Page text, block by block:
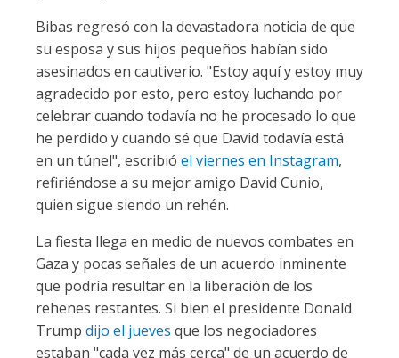
Bibas regresó con la devastadora noticia de que
su esposa y sus hijos pequeños habían sido
asesinados en cautiverio. "Estoy aquí y estoy muy
agradecido por esto, pero estoy luchando por
celebrar cuando todavía no he procesado lo que
he perdido y cuando sé que David todavía está
en un túnel", escribió el viernes en Instagram,
refiriéndose a su mejor amigo David Cunio,
quien sigue siendo un rehén.
La fiesta llega en medio de nuevos combates en
Gaza y pocas señales de un acuerdo inminente
que podría resultar en la liberación de los
rehenes restantes. Si bien el presidente Donald
Trump dijo el jueves que los negociadores
estaban "cada vez más cerca" de un acuerdo de